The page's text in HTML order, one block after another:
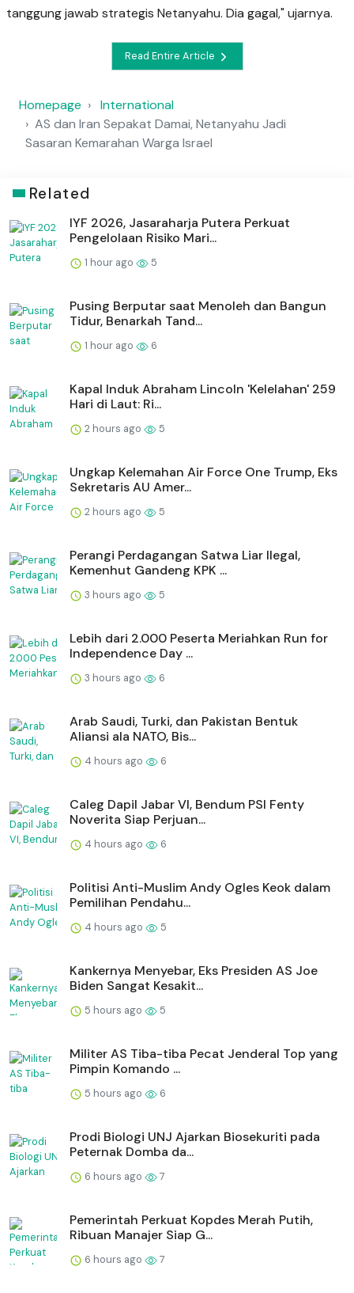
tanggung jawab strategis Netanyahu. Dia gagal," ujarnya.
Read Entire Article
Homepage
International
AS dan Iran Sepakat Damai, Netanyahu Jadi
Sasaran Kemarahan Warga Israel
Related
IYF 2026, Jasaraharja Putera Perkuat
Pengelolaan Risiko Mari...
1 hour ago 5
Pusing Berputar saat Menoleh dan Bangun
Tidur, Benarkah Tand...
1 hour ago 6
Kapal Induk Abraham Lincoln 'Kelelahan' 259
Hari di Laut: Ri...
2 hours ago 5
Ungkap Kelemahan Air Force One Trump, Eks
Sekretaris AU Amer...
2 hours ago 5
Perangi Perdagangan Satwa Liar Ilegal,
Kemenhut Gandeng KPK ...
3 hours ago 5
Lebih dari 2.000 Peserta Meriahkan Run for
Independence Day ...
3 hours ago 6
Arab Saudi, Turki, dan Pakistan Bentuk
Aliansi ala NATO, Bis...
4 hours ago 6
Caleg Dapil Jabar VI, Bendum PSI Fenty
Noverita Siap Perjuan...
4 hours ago 6
Politisi Anti-Muslim Andy Ogles Keok dalam
Pemilihan Pendahu...
4 hours ago 5
Kankernya Menyebar, Eks Presiden AS Joe
Biden Sangat Kesakit...
5 hours ago 5
Militer AS Tiba-tiba Pecat Jenderal Top yang
Pimpin Komando ...
5 hours ago 6
Prodi Biologi UNJ Ajarkan Biosekuriti pada
Peternak Domba da...
6 hours ago 7
Pemerintah Perkuat Kopdes Merah Putih,
Ribuan Manajer Siap G...
6 hours ago 7